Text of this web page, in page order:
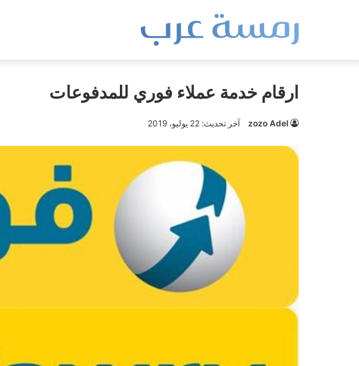
ارقام خدمة عملاء فوري للمدفوعات
zozo Adel آخر تحديث: 22 يوليو، 2019